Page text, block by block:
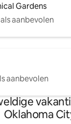
Gardens
aanbevolen
aanbevolen
Oklahoma